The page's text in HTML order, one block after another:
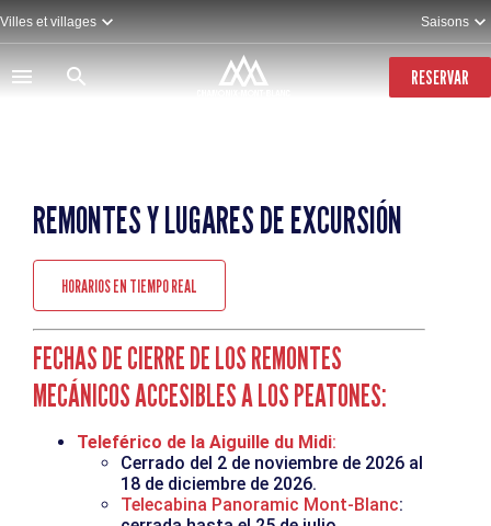
Pasar
al
contenido
principal
Villes et villages Saisons
RESERVAR
REMONTES Y LUGARES DE EXCURSIÓN
HORARIOS EN TIEMPO REAL
FECHAS DE CIERRE DE LOS REMONTES
MECÁNICOS ACCESIBLES A LOS PEATONES:
Teleférico de la Aiguille du Midi:
Cerrado del 2 de noviembre de 2026 al
18 de diciembre de 2026.
Telecabina Panoramic Mont-Blanc: